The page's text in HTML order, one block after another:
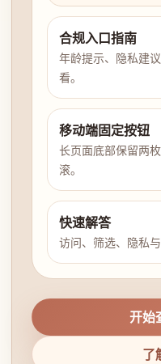
合规入口指南
年龄提示、隐私建
看。
移动端固定按钮
长页面底部保留两
滚。
快速解答
访问、筛选、隐私
开始
了